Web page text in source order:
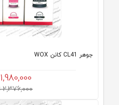
جوهر CL41 کانن WOX
1,980,000
2,376,000 تومان